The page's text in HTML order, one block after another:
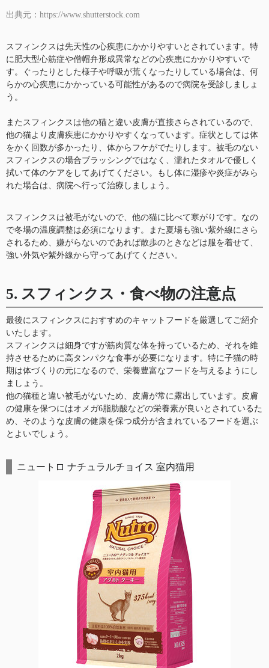
出典元：https://www.shutterstock.com
スフィンクスは先天性の心疾患にかかりやすいとされています。特
に肥大型心筋症や僧帽弁形成異常などの心疾患にかかりやすいで
す。ぐったりとした様子や呼吸が荒くなったりしている場合は、何
らかの心疾患にかかっている可能性があるので病院を受診しましょ
う。
またスフィンクスは他の猫と違い皮膚が直接さらされているので、
他の猫より皮膚疾患にかかりやすくなっています。症状としては体
をかく回数が多かったり、体からフケがでたりします。被毛のない
スフィンクスの場合ブラッシングではなく、濡れたタオルで優しく
拭いて体のケアをしてあげてください。もし体に湿疹や炎症がみら
れた場合は、病院へ行って治療しましょう。
スフィンクスは被毛がないので、他の猫に比べて寒がりです。なの
で冬場の温度調整は必須になります。また夏場も強い紫外線にさら
されるため、嫌がらないのであれば散歩のときなどは服を着せて、
強い外気や紫外線から守ってあげてください。
5. スフィンクス・食べ物の注意点
最後にスフィンクスにおすすめのキャットフードを厳選してご紹介
いたします。
スフィンクスは細身ですが筋肉質な体を持っているため、それを維
持させるために高タンパクな食事が必要になります。特に子猫の時
期は体づくりの元になるので、栄養豊富なフードを与えるようにし
ましょう。
他の猫種と違い被毛がないため、皮膚が常に露出しています。皮膚
の健康を保つにはオメガ6脂肪酸などの栄養素が良いとされているた
め、そのような皮膚の健康を保つ成分が含まれているフードを選ぶ
とよいでしょう。
ニュートロ ナチュラルチョイス 室内猫用